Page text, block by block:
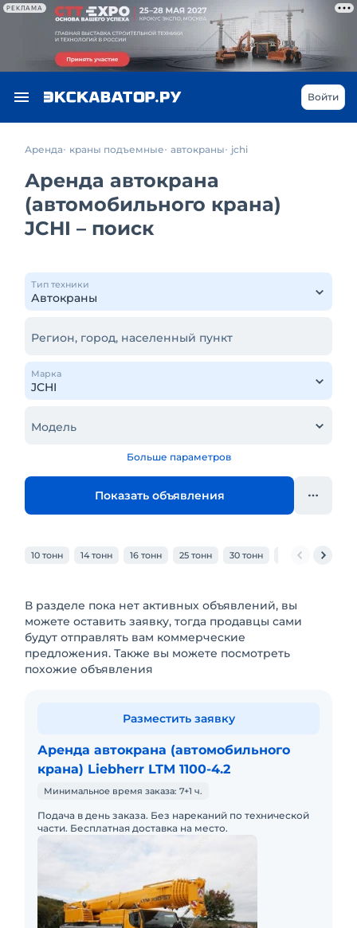
РЕКЛАМА
Войти
Аренда краны подъемные автокраны jchi
Аренда автокрана
(автомобильного крана)
JCHI – поиск
Тип техники
Регион, город, населенный пункт
Марка
Модель
Больше параметров
Показать объявления
10 тонн 14 тонн 16 тонн 25 тонн 30 тонн 32 тонн
В разделе пока нет активных объявлений, вы
можете оставить заявку, тогда продавцы сами
будут отправлять вам коммерческие
предложения. Также вы можете посмотреть
похожие объявления
Аренда автокрана (автомобильного
крана) Liebherr LTM 1100-4.2
Минимальное время заказа: 7+1 ч.
Подача в день заказа. Без нареканий по технической
части. Бесплатная доставка на место.
Разместить заявку